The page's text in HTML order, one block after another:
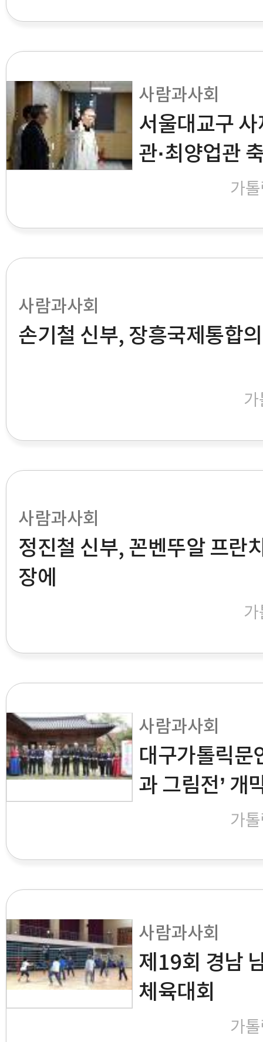
사람과사회
서울대교구
관·최양업관
가
사람과사회
손기철 신부, 장흥국제통합
사람과사회
정진철 신부, 꼰벤뚜알 프란
장에
사람과사회
대구가톨릭문
과 그림전’ 개
가
사람과사회
제19회 경남
체육대회
가